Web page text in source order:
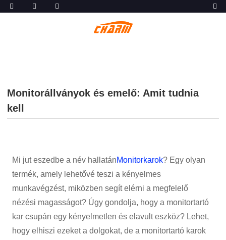
Monitorállványok és emelő: Amit tudnia
kell
Mi jut eszedbe a név hallatánMonitorkarok? Egy olyan
termék, amely lehetővé teszi a kényelmes
munkavégzést, miközben segít elérni a megfelelő
nézési magasságot? Úgy gondolja, hogy a monitortartó
kar csupán egy kényelmetlen és elavult eszköz? Lehet,
hogy elhiszi ezeket a dolgokat, de a monitortartó karok